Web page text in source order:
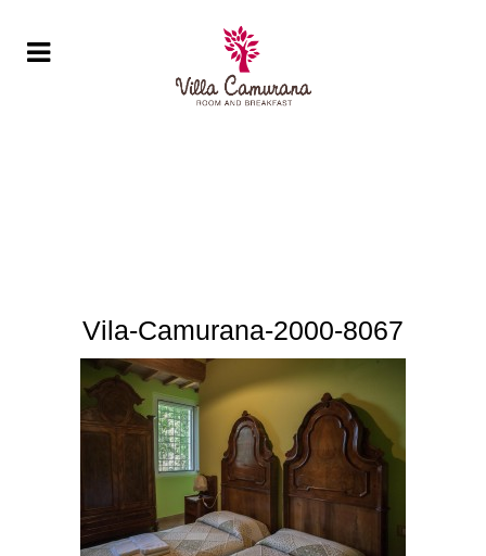
Vila-Camurana-2000-8067